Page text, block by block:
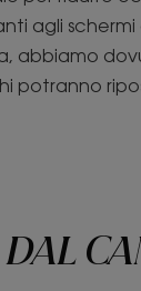
agli
abbiamo
potranno
DAL